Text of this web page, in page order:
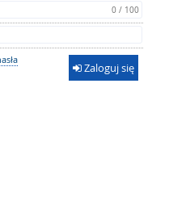
0 / 100
Zaloguj się